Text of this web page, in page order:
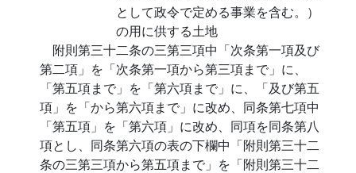
として政令で定める事業を含む。）
の用に供する土地
附則第三十二条の三第三項中「次条第一項及び
第二項」を「次条第一項から第三項まで」に、
「第五項まで」を「第六項まで」に、「及び第五
項」を「から第六項まで」に改め、同条第七項中
「第五項」を「第六項」に改め、同項を同条第八
項とし、同条第六項の表の下欄中「附則第三十二
条の三第三項から第五項まで」を「附則第三十二